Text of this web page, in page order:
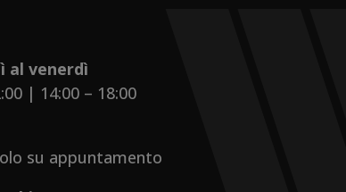
al venerdì
| 14:00 – 18:00
su appuntamento